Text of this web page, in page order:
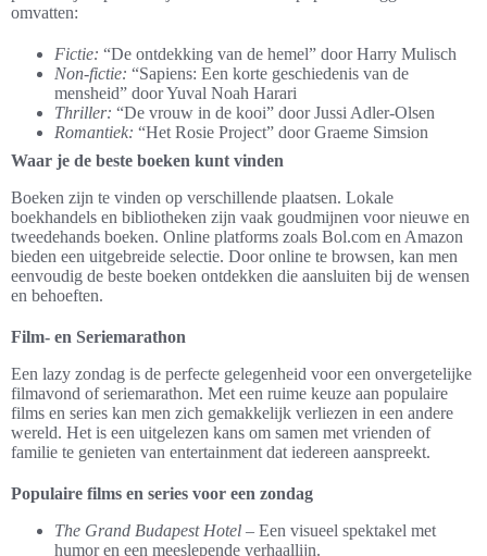
omvatten:
Fictie: “De ontdekking van de hemel” door Harry Mulisch
Non-fictie: “Sapiens: Een korte geschiedenis van de
mensheid” door Yuval Noah Harari
Thriller: “De vrouw in de kooi” door Jussi Adler-Olsen
Romantiek: “Het Rosie Project” door Graeme Simsion
Waar je de beste boeken kunt vinden
Boeken zijn te vinden op verschillende plaatsen. Lokale
boekhandels en bibliotheken zijn vaak goudmijnen voor nieuwe en
tweedehands boeken. Online platforms zoals Bol.com en Amazon
bieden een uitgebreide selectie. Door online te browsen, kan men
eenvoudig de beste boeken ontdekken die aansluiten bij de wensen
en behoeften.
Film- en Seriemarathon
Een lazy zondag is de perfecte gelegenheid voor een onvergetelijke
filmavond of seriemarathon. Met een ruime keuze aan populaire
films en series kan men zich gemakkelijk verliezen in een andere
wereld. Het is een uitgelezen kans om samen met vrienden of
familie te genieten van entertainment dat iedereen aanspreekt.
Populaire films en series voor een zondag
The Grand Budapest Hotel – Een visueel spektakel met
humor en een meeslepende verhaallijn.